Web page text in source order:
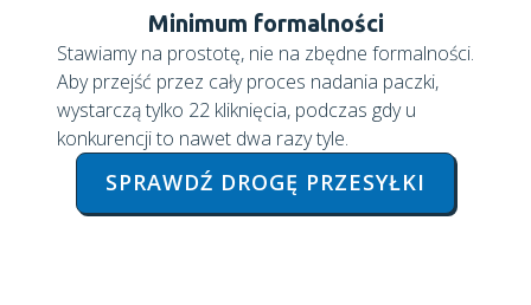
Minimum formalności
Stawiamy na prostotę, nie na zbędne formalności.
Aby przejść przez cały proces nadania paczki,
wystarczą tylko 22 kliknięcia, podczas gdy u
konkurencji to nawet dwa razy tyle.
SPRAWDŹ DROGĘ PRZESYŁKI